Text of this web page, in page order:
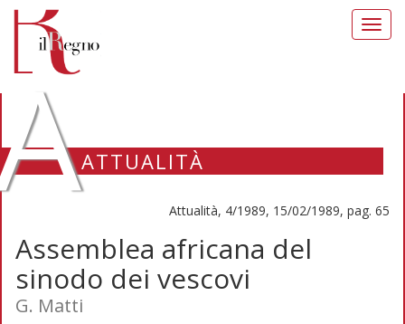
ATTUALITÀ
Attualità, 4/1989, 15/02/1989, pag. 65
Assemblea africana del
sinodo dei vescovi
G. Matti